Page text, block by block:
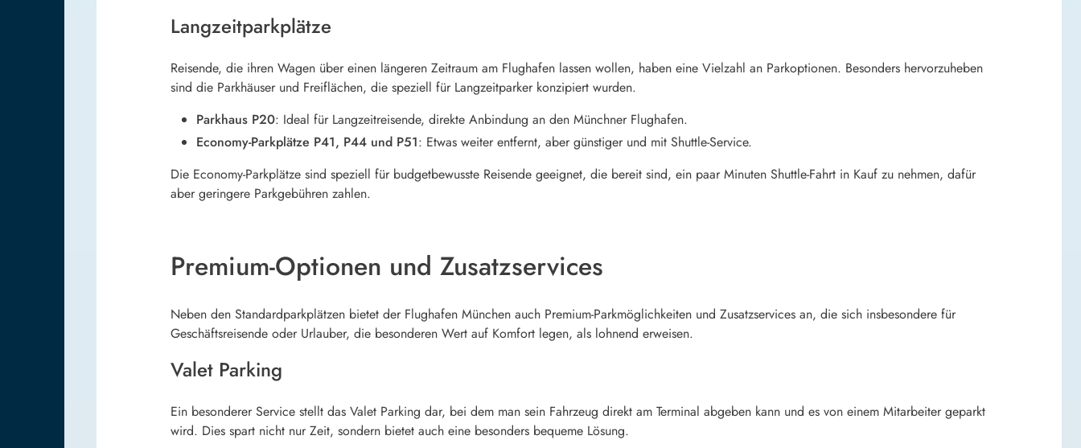
Langzeitparkplätze
Reisende, die ihren Wagen über einen längeren Zeitraum am Flughafen lassen wollen, haben eine Vielzahl an Parkoptionen. Besonders hervorzuheben
sind die Parkhäuser und Freiflächen, die speziell für Langzeitparker konzipiert wurden.
Parkhaus P20: Ideal für Langzeitreisende, direkte Anbindung an den Münchner Flughafen.
Economy-Parkplätze P41, P44 und P51: Etwas weiter entfernt, aber günstiger und mit Shuttle-Service.
Die Economy-Parkplätze sind speziell für budgetbewusste Reisende geeignet, die bereit sind, ein paar Minuten Shuttle-Fahrt in Kauf zu nehmen, dafür
aber geringere Parkgebühren zahlen.
Premium-Optionen und Zusatzservices
Neben den Standardparkplätzen bietet der Flughafen München auch Premium-Parkmöglichkeiten und Zusatzservices an, die sich insbesondere für
Geschäftsreisende oder Urlauber, die besonderen Wert auf Komfort legen, als lohnend erweisen.
Valet Parking
Ein besonderer Service stellt das Valet Parking dar, bei dem man sein Fahrzeug direkt am Terminal abgeben kann und es von einem Mitarbeiter geparkt
wird. Dies spart nicht nur Zeit, sondern bietet auch eine besonders bequeme Lösung.